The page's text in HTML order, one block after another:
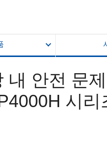
내 안전 문
시